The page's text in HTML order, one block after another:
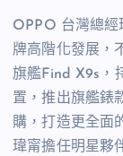
OPPO 台灣總經
牌高階化發展，
旗艦Find X9s，
置，推出旗艦錶
購，打造更全面
瑋甯擔任明星夥